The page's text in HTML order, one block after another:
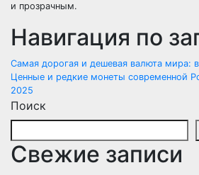
и прозрачным.
Навигация по
Самая дорогая и дешевая валюта мира:
Ценные и редкие монеты современной
2025
Поиск
Свежие записи